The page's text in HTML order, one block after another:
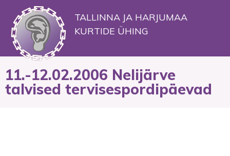
TALLINNA JA HARJUMAA
KURTIDE ÜHING
11.-12.02.2006 Nelijärve
talvised tervisespordipäevad